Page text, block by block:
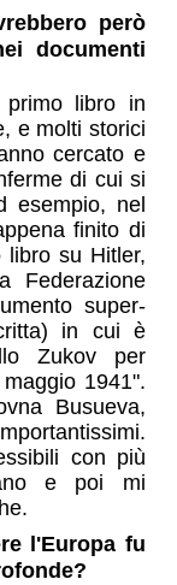
però
documenti
libro in
e molti storici
cercato e
di cui si
esempio, nel
finito di
su Hitler,
Federazione
super-
in cui è
Zukov per
1941".
Busueva,
con più
e poi mi
l'Europa fu